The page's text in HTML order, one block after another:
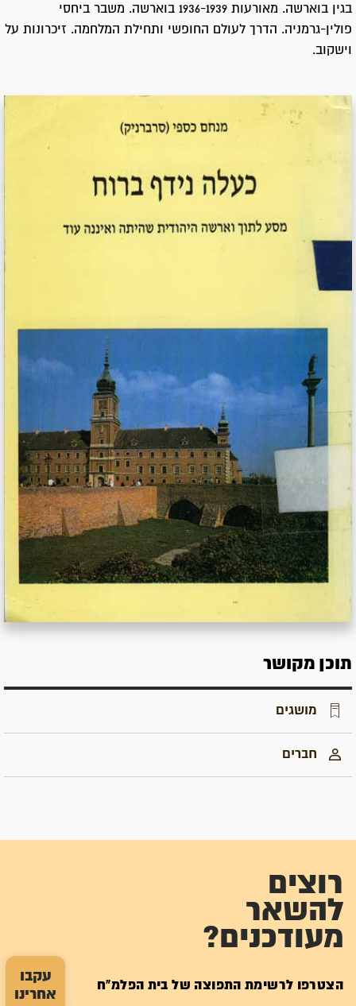
עקבו
אחרינו
בגין בוארשה. מאורעות 1936-1939 בוארשה. משבר ביחסי
פולין-גרמניה. הדרך לעולם החופשי ותחילת המלחמה. זיכרונות על
וישקוב.
תוכן מקושר
מושגים
חברים
רוצים
להשאר
מעודכנים?
הצטרפו לרשימת התפוצה של בית הפלמ"ח